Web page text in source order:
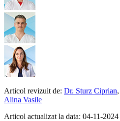
Articol revizuit de: Dr. Sturz Ciprian,
Alina Vasile
Articol actualizat la data: 04-11-2024